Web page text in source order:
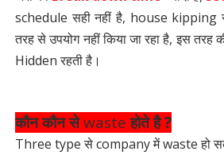
schedule सही नहीं है, house kipping
तरह से उपयोग नहीं किया जा रहा है, इस तरह
Hidden रहती है।
कौन कौन सेwasteहोते है ?
Three type से company में waste हो